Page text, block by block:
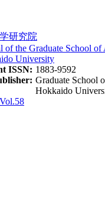
研究院
of the Graduate School of
University
ISSN: 1883-9592
Graduate School
Hokkaido
Vol.58